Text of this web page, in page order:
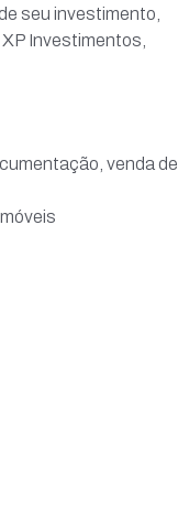
seu investimento,
Investimentos,
venda de